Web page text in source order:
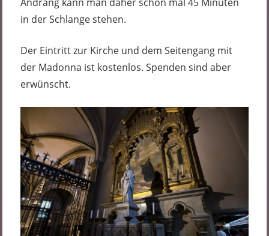
in der Schlange stehen.
Der Eintritt zur Kirche und dem Seitengang mit
der Madonna ist kostenlos. Spenden sind aber
erwünscht.